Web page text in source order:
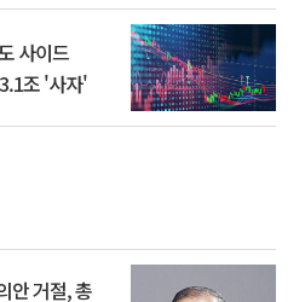
사이드
조 '사자'